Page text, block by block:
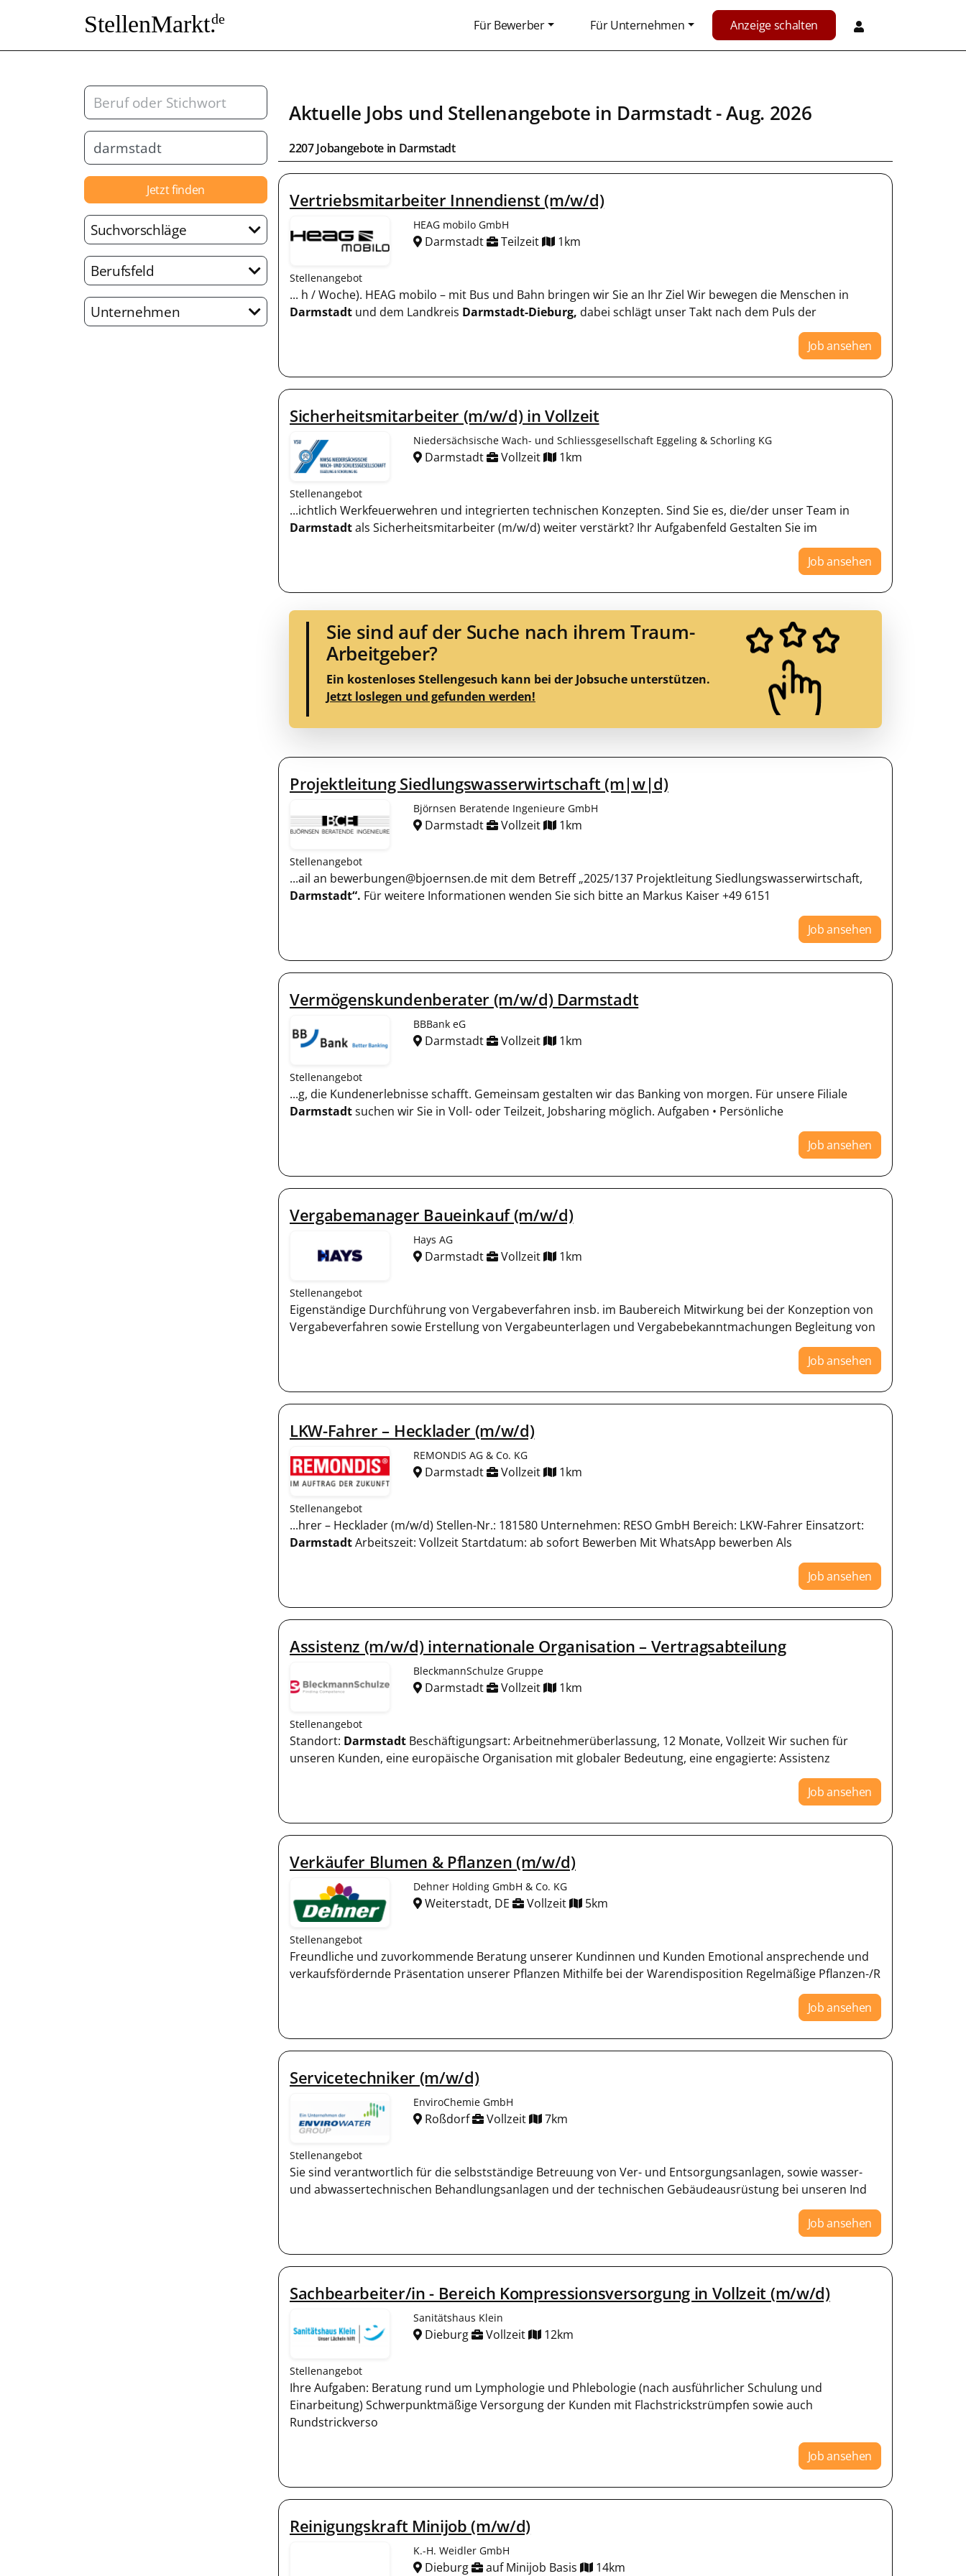
StellenMarkt.de Für Bewerber Für Unternehmen Anzeige schalten
Jetzt finden
Suchvorschläge
Berufsfeld
Unternehmen
Aktuelle Jobs und Stellenangebote in Darmstadt- Aug. 2026
2207 Jobangebote in Darmstadt
Vertriebsmitarbeiter Innendienst (m/w/d)
HEAG mobilo GmbH
Darmstadt Teilzeit 1km
Stellenangebot
... h / Woche). HEAG mobilo – mit Bus und Bahn bringen wir Sie an Ihr Ziel Wir bewegen die Menschen in
Darmstadt und dem Landkreis Darmstadt-Dieburg, dabei schlägt unser Takt nach dem Puls der
Job ansehen
Sicherheitsmitarbeiter (m/w/d) in Vollzeit
Niedersächsische Wach- und Schliessgesellschaft Eggeling & Schorling KG
Darmstadt Vollzeit 1km
Stellenangebot
...ichtlich Werkfeuerwehren und integrierten technischen Konzepten. Sind Sie es, die/der unser Team in
Darmstadtals Sicherheitsmitarbeiter (m/w/d) weiter verstärkt? Ihr Aufgabenfeld Gestalten Sie im
Job ansehen
Sie sind auf der Suche nach ihrem Traum-
Arbeitgeber?
Ein kostenloses Stellengesuch kann bei der Jobsuche unterstützen.
Jetzt loslegen und gefunden werden!
Projektleitung Siedlungswasserwirtschaft (m|w|d)
Björnsen Beratende Ingenieure GmbH
Darmstadt Vollzeit 1km
Stellenangebot
...ail an bewerbungen@bjoernsen.de mit dem Betreff „2025/137 Projektleitung Siedlungswasserwirtschaft,
Darmstadt“. Für weitere Informationen wenden Sie sich bitte an Markus Kaiser +49 6151
Job ansehen
Vermögenskundenberater (m/w/d) Darmstadt
BBBank eG
Darmstadt Vollzeit 1km
Stellenangebot
...g, die Kundenerlebnisse schafft. Gemeinsam gestalten wir das Banking von morgen. Für unsere Filiale
Darmstadtsuchen wir Sie in Voll- oder Teilzeit, Jobsharing möglich. Aufgaben • Persönliche
Job ansehen
Vergabemanager Baueinkauf (m/w/d)
Hays AG
Darmstadt Vollzeit 1km
Stellenangebot
Eigenständige Durchführung von Vergabeverfahren insb. im Baubereich Mitwirkung bei der Konzeption von
Vergabeverfahren sowie Erstellung von Vergabeunterlagen und Vergabebekanntmachungen Begleitung von
Job ansehen
LKW-Fahrer – Hecklader (m/w/d)
REMONDIS AG & Co. KG
Darmstadt Vollzeit 1km
Stellenangebot
...hrer – Hecklader (m/w/d) Stellen-Nr.: 181580 Unternehmen: RESO GmbH Bereich: LKW-Fahrer Einsatzort:
DarmstadtArbeitszeit: Vollzeit Startdatum: ab sofort Bewerben Mit WhatsApp bewerben Als
Job ansehen
Assistenz (m/w/d) internationale Organisation – Vertragsabteilung
BleckmannSchulze Gruppe
Darmstadt Vollzeit 1km
Stellenangebot
Standort: Darmstadt Beschäftigungsart: Arbeitnehmerüberlassung, 12 Monate, Vollzeit Wir suchen für
unseren Kunden, eine europäische Organisation mit globaler Bedeutung, eine engagierte: Assistenz
Job ansehen
Verkäufer Blumen & Pflanzen (m/w/d)
Dehner Holding GmbH & Co. KG
Weiterstadt, DE Vollzeit 5km
Stellenangebot
Freundliche und zuvorkommende Beratung unserer Kundinnen und Kunden Emotional ansprechende und
verkaufsfördernde Präsentation unserer Pflanzen Mithilfe bei der Warendisposition Regelmäßige Pflanzen-/R
Job ansehen
Servicetechniker (m/w/d)
EnviroChemie GmbH
Roßdorf Vollzeit 7km
Stellenangebot
Sie sind verantwortlich für die selbstständige Betreuung von Ver- und Entsorgungsanlagen, sowie wasser-
und abwassertechnischen Behandlungsanlagen und der technischen Gebäudeausrüstung bei unseren Ind
Job ansehen
Sachbearbeiter/in - Bereich Kompressionsversorgung in Vollzeit (m/w/d)
Sanitätshaus Klein
Dieburg Vollzeit 12km
Stellenangebot
Ihre Aufgaben: Beratung rund um Lymphologie und Phlebologie (nach ausführlicher Schulung und
Einarbeitung) Schwerpunktmäßige Versorgung der Kunden mit Flachstrickstrümpfen sowie auch
Rundstrickverso
Job ansehen
Reinigungskraft Minijob (m/w/d)
K.-H. Weidler GmbH
Dieburg auf Minijob Basis 14km